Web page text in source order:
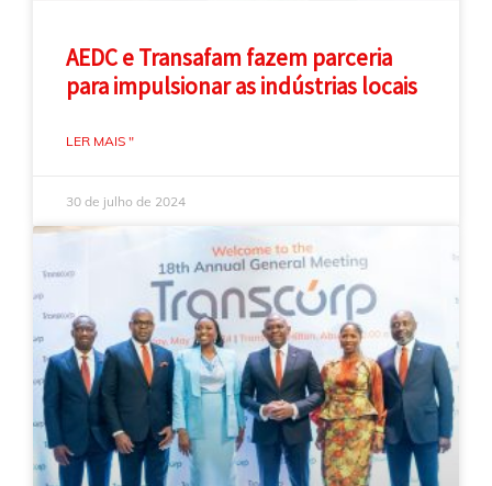
AEDC e Transafam fazem parceria
para impulsionar as indústrias locais
LER MAIS "
30 de julho de 2024